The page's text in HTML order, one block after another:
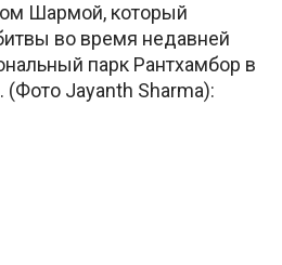
Шармой, который
во время недавней
парк Рантхамбор в
Jayanth Sharma):